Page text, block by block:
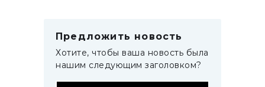
Предложить новость
Хотите, чтобы ваша новость была
нашим следующим заголовком?